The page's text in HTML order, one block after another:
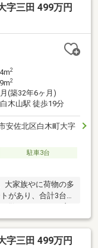
字三田 499万円
2
2
(築32年6ヶ月)
木山駅 徒歩19分
安佐北区白木町大字
駐車3台
大家族やに荷物の多
があり、合計3台駐
で1500m（徒歩19
どかで、車通りの
ブン広島白木三田
字三田 499万円